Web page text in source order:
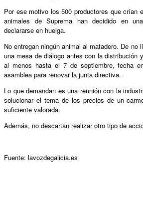
Por ese motivo los 500 productores que crían
animales de Suprema han decidido en
declararse en huelga.
No entregan ningún animal al matadero. De no
una mesa de diálogo antes con la distribución
al menos hasta el 7 de septiembre, fecha
asamblea para renovar la junta directiva.
Lo que demandan es una reunión con la
solucionar el tema de los precios de un
suficiente valorada.
Además, no descartan realizar otro tipo de
Fuente: lavozdegalicia.es